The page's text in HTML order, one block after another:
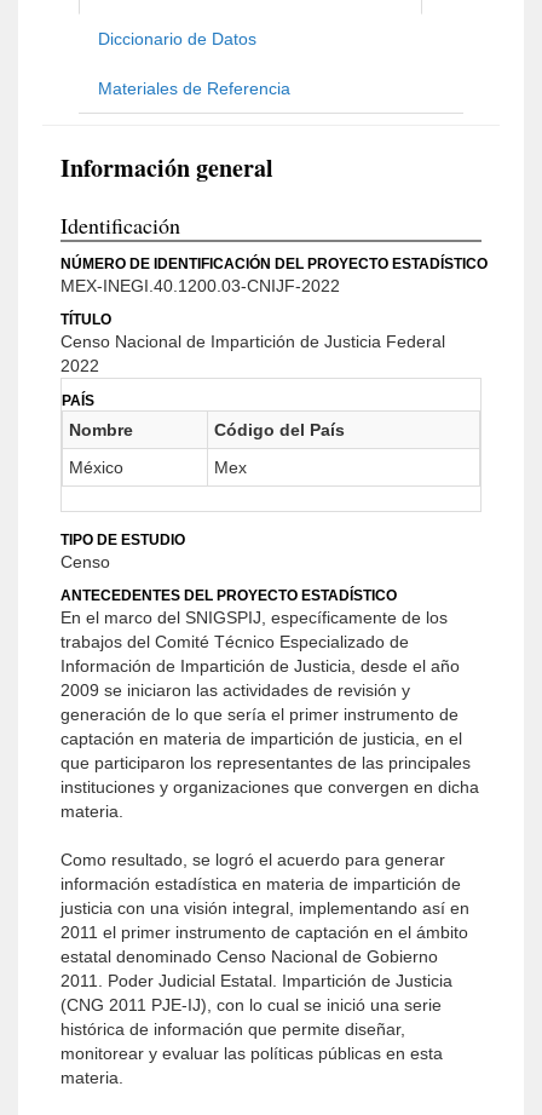
Diccionario de Datos
Materiales de Referencia
Información general
Identificación
NÚMERO DE IDENTIFICACIÓN DEL PROYECTO ESTADÍSTICO
MEX-INEGI.40.1200.03-CNIJF-2022
TÍTULO
Censo Nacional de Impartición de Justicia Federal
2022
PAÍS
Nombre
Código del País
México
Mex
TIPO DE ESTUDIO
Censo
ANTECEDENTES DEL PROYECTO ESTADÍSTICO
En el marco del SNIGSPIJ, específicamente de los
trabajos del Comité Técnico Especializado de
Información de Impartición de Justicia, desde el año
2009 se iniciaron las actividades de revisión y
generación de lo que sería el primer instrumento de
captación en materia de impartición de justicia, en el
que participaron los representantes de las principales
instituciones y organizaciones que convergen en dicha
materia.
Como resultado, se logró el acuerdo para generar
información estadística en materia de impartición de
justicia con una visión integral, implementando así en
2011 el primer instrumento de captación en el ámbito
estatal denominado Censo Nacional de Gobierno
2011. Poder Judicial Estatal. Impartición de Justicia
(CNG 2011 PJE-IJ), con lo cual se inició una serie
histórica de información que permite diseñar,
monitorear y evaluar las políticas públicas en esta
materia.